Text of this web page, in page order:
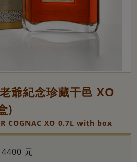
爺紀念珍藏干邑 XO
)
COGNAC XO 0.7L with box
4400 元